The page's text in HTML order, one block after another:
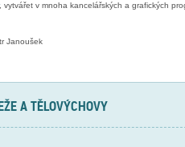
vytvářet v mnoha kancelářských a grafických
Janoušek
A TĚLOVÝCHOVY